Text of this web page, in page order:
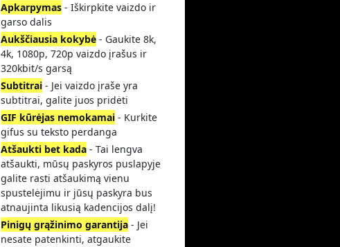
Apkarpymas - Iškirpkite vaizdo ir
garso dalis
Aukščiausia kokybė - Gaukite 8k,
4k, 1080p, 720p vaizdo įrašus ir
320kbit/s garsą
Subtitrai - Jei vaizdo įraše yra
subtitrai, galite juos pridėti
GIF kūrėjas nemokamai - Kurkite
gifus su teksto perdanga
Atšaukti bet kada - Tai lengva
atšaukti, mūsų paskyros puslapyje
galite rasti atšaukimą vienu
spustelėjimu ir jūsų paskyra bus
atnaujinta likusią kadencijos dalį!
Pinigų grąžinimo garantija - Jei
nesate patenkinti, atgaukite